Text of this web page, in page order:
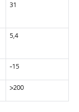
31
5,4
-15
>200